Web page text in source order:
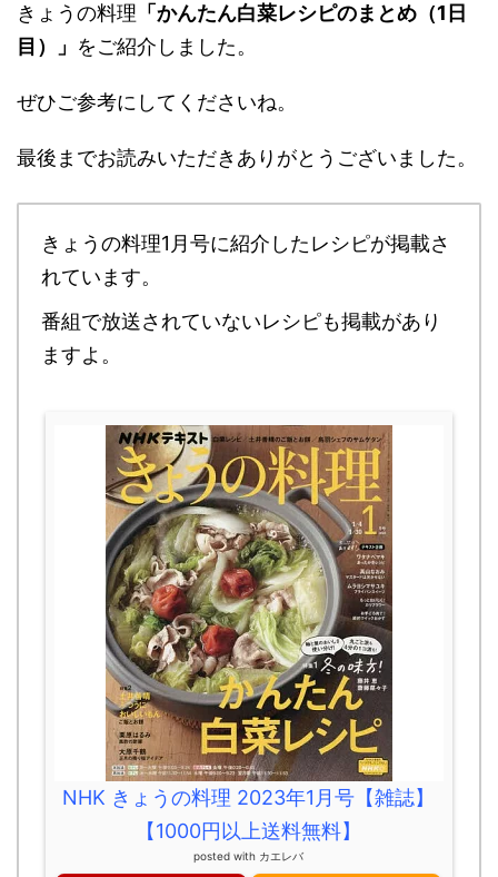
きょうの料理 「かんたん白菜レシピのまとめ（1日
目）」 をご紹介しました。
ぜひご参考にしてくださいね。
最後までお読みいただきありがとうございました。
きょうの料理1月号に紹介したレシピが掲載さ
れています。
番組で放送されていないレシピも掲載があり
ますよ。
NHK きょうの料理 2023年1月号【雑誌】
【1000円以上送料無料】
posted with カエレバ